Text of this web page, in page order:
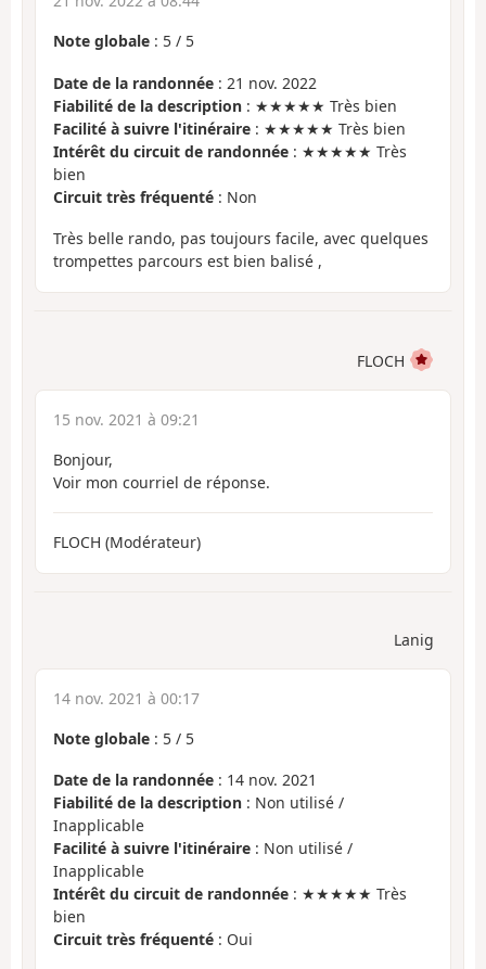
Note globale : 5 / 5
Date de la randonnée : 21 nov. 2022
Fiabilité de la description : ★★★★★ Très bien
Facilité à suivre l'itinéraire : ★★★★★ Très bien
Intérêt du circuit de randonnée : ★★★★★ Très
bien
Circuit très fréquenté : Non
Très belle rando, pas toujours facile, avec quelques
trompettes parcours est bien balisé ,
FLOCH
15 nov. 2021 à 09:21
Bonjour,
Voir mon courriel de réponse.
FLOCH (Modérateur)
Lanig
14 nov. 2021 à 00:17
Note globale : 5 / 5
Date de la randonnée : 14 nov. 2021
Fiabilité de la description : Non utilisé /
Inapplicable
Facilité à suivre l'itinéraire : Non utilisé /
Inapplicable
Intérêt du circuit de randonnée : ★★★★★ Très
bien
Circuit très fréquenté : Oui